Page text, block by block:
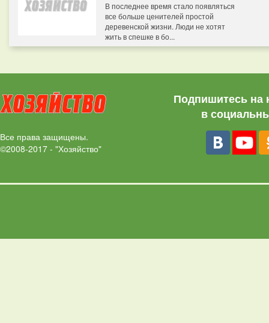
В последнее время стало появляться
все больше ценителей простой
деревенской жизни. Люди не хотят
жить в спешке в бо...
Все права защищены.
©2008-2017 - "Хозяйство"
Подпишитесь на
в